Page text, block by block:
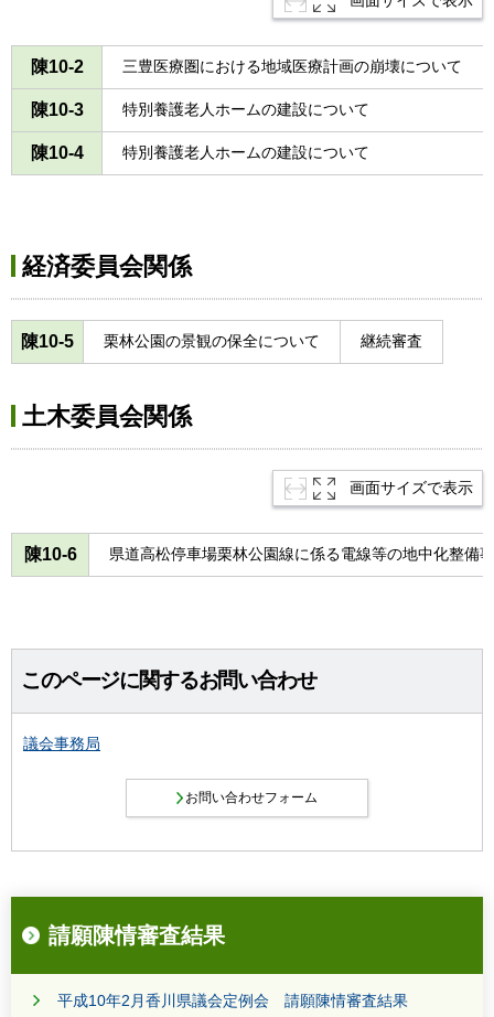
陳10-2 三豊医療圏における地域医療計画の崩壊について
陳10-3 特別養護老人ホームの建設について
陳10-4 特別養護老人ホームの建設について
経済委員会関係
陳10-5 栗林公園の景観の保全について 継続審査
土木委員会関係
画面サイズで表示
陳10-6 県道高松停車場栗林公園線に係る電線等の地中化整備
このページに関するお問い合わせ
議会事務局
請願陳情審査結果
平成10年2月香川県議会定例会 請願陳情審査結果